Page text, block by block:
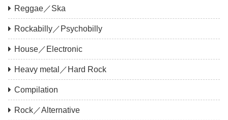
Reggae／Ska
Rockabilly／Psychobilly
House／Electronic
Heavy metal／Hard Rock
Compilation
Rock／Alternative